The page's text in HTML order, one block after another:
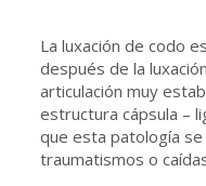
La luxación de codo
después de la
articulación muy
estructura cápsula –
que esta patología
traumatismos o